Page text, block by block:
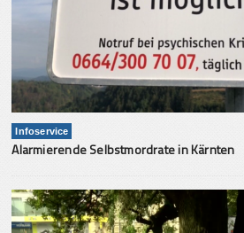
Infoservice
Alarmierende Selbstmordrate in Kärnten